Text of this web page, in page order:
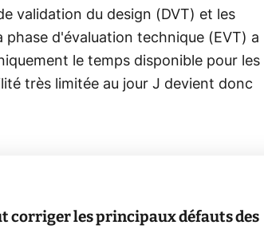
validation du design (DVT) et les
d'évaluation technique (EVT) a
le temps disponible pour les
très limitée au jour J devient donc
corriger les principaux défauts des